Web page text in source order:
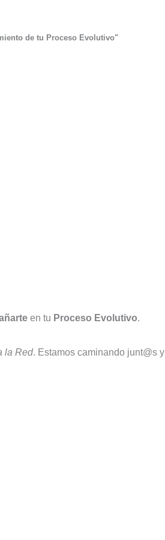
de tu Proceso Evolutivo"
en tu Proceso Evolutivo.
la Red. Estamos caminando junt@s y